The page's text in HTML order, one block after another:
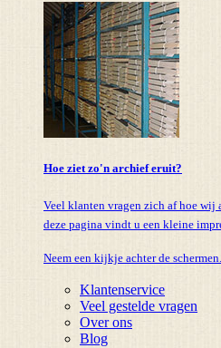
Hoe ziet zo'n archief eruit?
Veel klanten vragen zich af hoe wij
deze pagina vindt u een kleine
Neem een kijkje achter de
Klantenservice
Veel gestelde vragen
Over ons
Blog